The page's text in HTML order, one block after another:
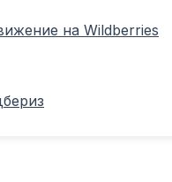
на Wildberries